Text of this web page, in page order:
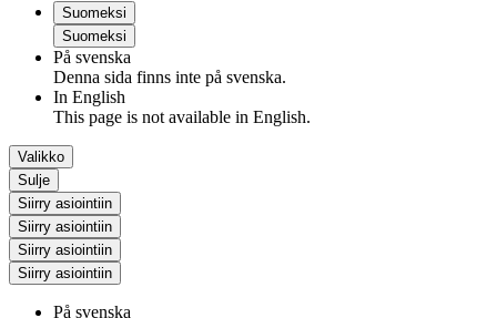
Suomeksi
Suomeksi
På svenska
Denna sida finns inte på svenska.
In English
This page is not available in English.
Valikko
Sulje
Siirry asiointiin
Siirry asiointiin
Siirry asiointiin
Siirry asiointiin
På svenska